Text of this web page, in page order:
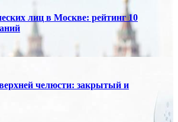
лиц в Москве: рейтинг 10
челюсти: закрытый и